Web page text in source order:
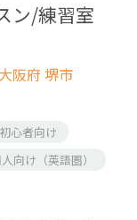
ン/練習室
阪府 堺市
初心者向け
向け（英語圏）